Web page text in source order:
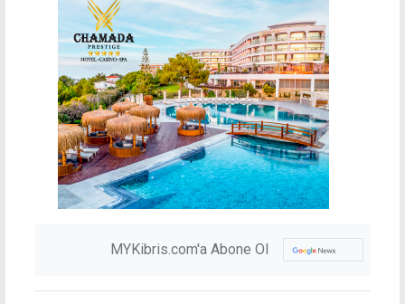
MYKibris.com'a Abone Ol